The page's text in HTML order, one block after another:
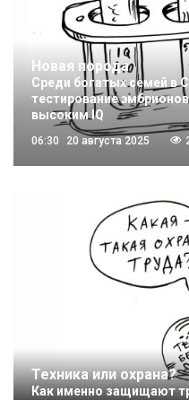
Новая порода
Среди богатых семей в
тестирование
высоким IQ
06:30 20 августа 2025
Техника или охрана?
Как именно защищают